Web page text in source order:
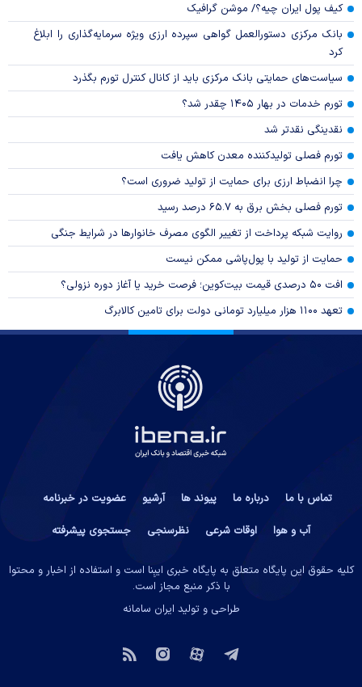
کیف پول ایران چیه؟/ موشن گرافیک
بانک مرکزی دستورالعمل گواهی سپرده ارزی ویژه سرمایه‌گذاری را ابلاغ
کرد
سیاست‌های حمایتی بانک مرکزی باید از کانال کنترل تورم بگذرد
تورم خدمات در بهار ۱۴۰۵ چقدر شد؟
نقدینگی نقدتر شد
تورم فصلی تولیدکننده معدن کاهش یافت
چرا انضباط ارزی برای حمایت از تولید ضروری است؟
تورم فصلی بخش برق به ۶۵.۷ درصد رسید
روایت شبکه پرداخت از تغییر الگوی مصرف خانوار‌ها در شرایط جنگی
حمایت از تولید با پول‌پاشی ممکن نیست
افت ۵۰ درصدی قیمت بیت‌کوین؛ فرصت خرید یا آغاز دوره نزولی؟
تعهد ۱۱۰۰ هزار میلیارد تومانی دولت برای تامین کالابرگ
تماس با ما درباره ما پیوند ها آرشیو
عضویت در خبرنامه
آب و هوا
اوقات شرعی نظرسنجی جستجوی پیشرفته
کلیه حقوق این پایگاه متعلق به پایگاه خبری ایبِنا است و استفاده از اخبار و محتوا
با ذکر منبع مجاز است.
طراحی و تولید ایران سامانه